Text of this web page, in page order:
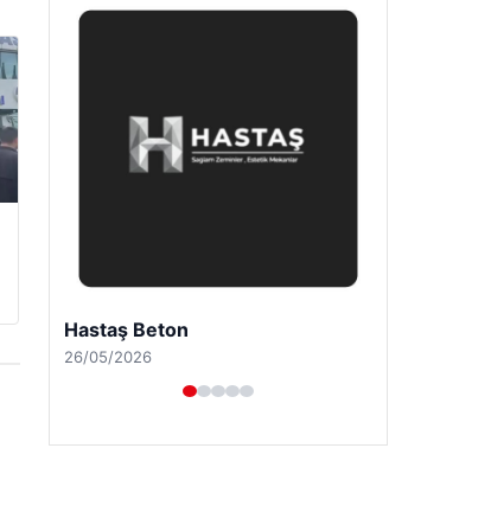
Enes Kaplan Avukatlık Bürosu
28/04/2026